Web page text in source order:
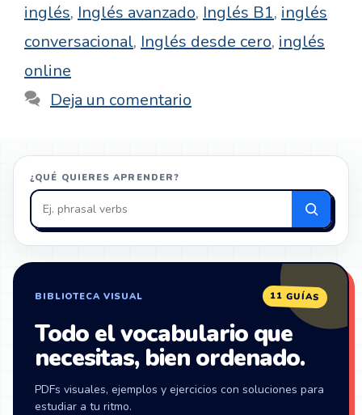
inglés, Inglés avanzado, Inglés B1, inglés
conversacional, Inglés desde cero, inglés
online
Deja un comentario
¿QUÉ QUIERES APRENDER?
Buscar
en
ZonaIngles
BIBLIOTECA VISUAL 11 GUÍAS
Todo el vocabulario que
necesitas, bien ordenado.
PDFs visuales, ejemplos y ejercicios con soluciones para
estudiar a tu ritmo.